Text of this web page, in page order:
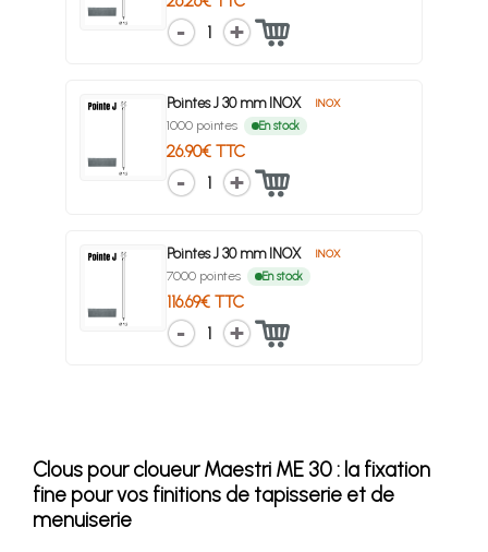
1
Pointes J 30 mm INOX INOX
1000 pointes En stock
26.90€ TTC
1
Pointes J 30 mm INOX INOX
7000 pointes En stock
116.69€ TTC
1
Clous pour cloueur Maestri ME 30 : la fixation
fine pour vos finitions de tapisserie et de
menuiserie